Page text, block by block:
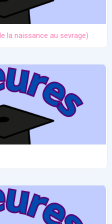
la naissance au sevrage)